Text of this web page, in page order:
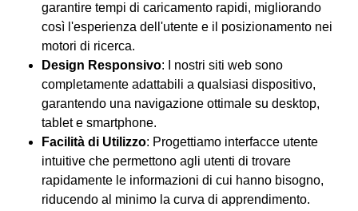
garantire tempi di caricamento rapidi, migliorando
così l'esperienza dell'utente e il posizionamento nei
motori di ricerca.
Design Responsivo: I nostri siti web sono
completamente adattabili a qualsiasi dispositivo,
garantendo una navigazione ottimale su desktop,
tablet e smartphone.
Facilità di Utilizzo: Progettiamo interfacce utente
intuitive che permettono agli utenti di trovare
rapidamente le informazioni di cui hanno bisogno,
riducendo al minimo la curva di apprendimento.